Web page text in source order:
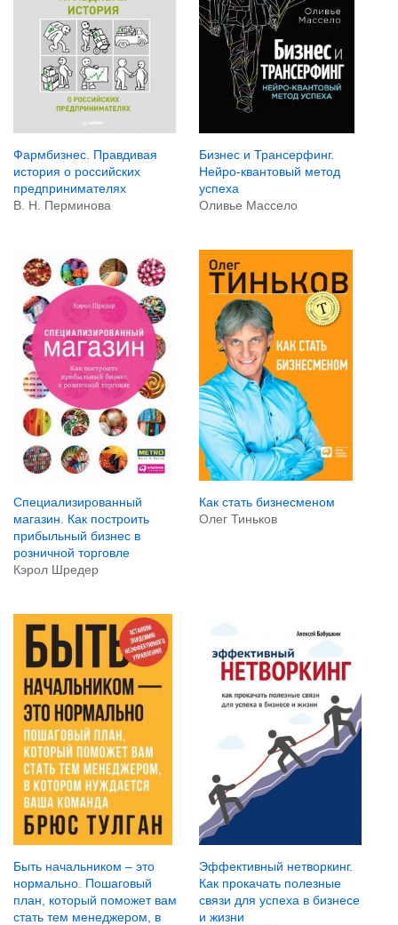
Фармбизнес. Правдивая
история о российских
предпринимателях
В. Н. Перминова
Бизнес и Трансерфинг.
Нейро-квантовый метод
успеха
Оливье Массело
Специализированный
магазин. Как построить
прибыльный бизнес в
розничной торговле
Кэрол Шредер
Как стать бизнесменом
Олег Тиньков
Быть начальником – это
нормально. Пошаговый
план, который поможет вам
стать тем менеджером, в
Эффективный нетворкинг.
Как прокачать полезные
связи для успеха в бизнесе
и жизни